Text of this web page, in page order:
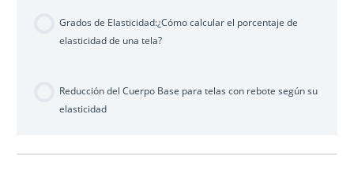
Grados de Elasticidad:¿Cómo calcular el porcentaje de
elasticidad de una tela?
Reducción del Cuerpo Base para telas con rebote según su
elasticidad